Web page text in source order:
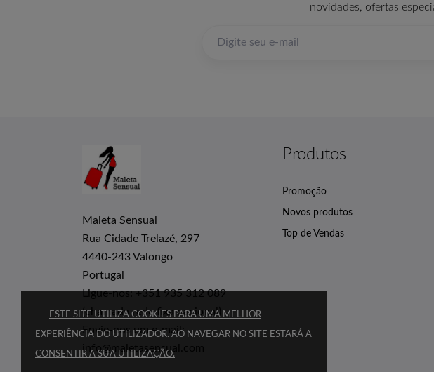
ESTE SITE UTILIZA COOKIES PARA UMA MELHOR
EXPERIÊNCIA DO UTILIZADOR. AO NAVEGAR NO SITE ESTARÁ A
CONSENTIR A SUA UTILIZAÇÃO.
novidades, ofertas
Maleta Sensual
Rua Cidade Trelazé, 297
4440-243 Valongo
Portugal
Ligue-nos:+351 935 312 089
(chamada rede fixa nacional)
Envie-nos um e-mail:
info@maletasensual.com
Produtos
Promoção
Novos produtos
Top de Vendas